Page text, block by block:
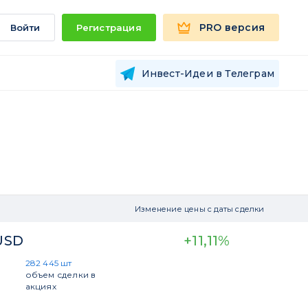
Войти Регистрация PRO версия
Инвест-Идеи в Телеграм
Изменение цены с даты сделки
282 445 шт
объем сделки в
акциях
+11,11%